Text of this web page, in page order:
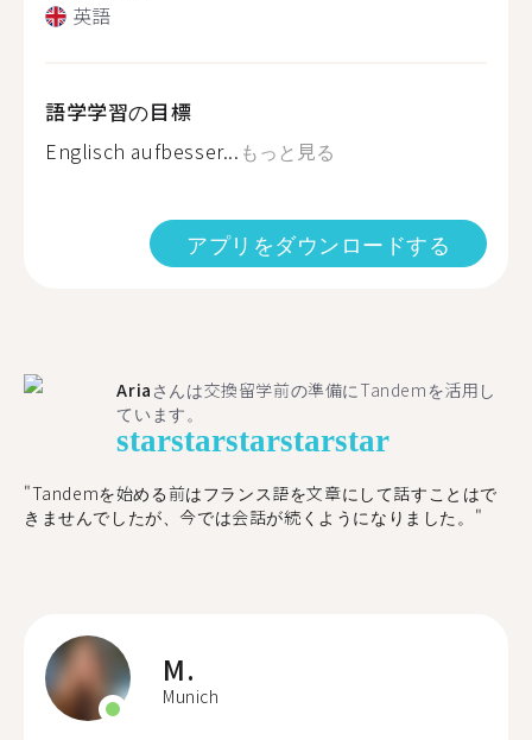
英語
語学学習の目標
Englisch aufbesser... もっと見る
アプリをダウンロードする
Aria さんは交換留学前の準備にTandemを活用し
ています。
starstarstarstarstar
"​​Tandemを始める前はフランス語を文章にして話すことはで
きませんでしたが、今では会話が続くようになりました。"
M.
Munich